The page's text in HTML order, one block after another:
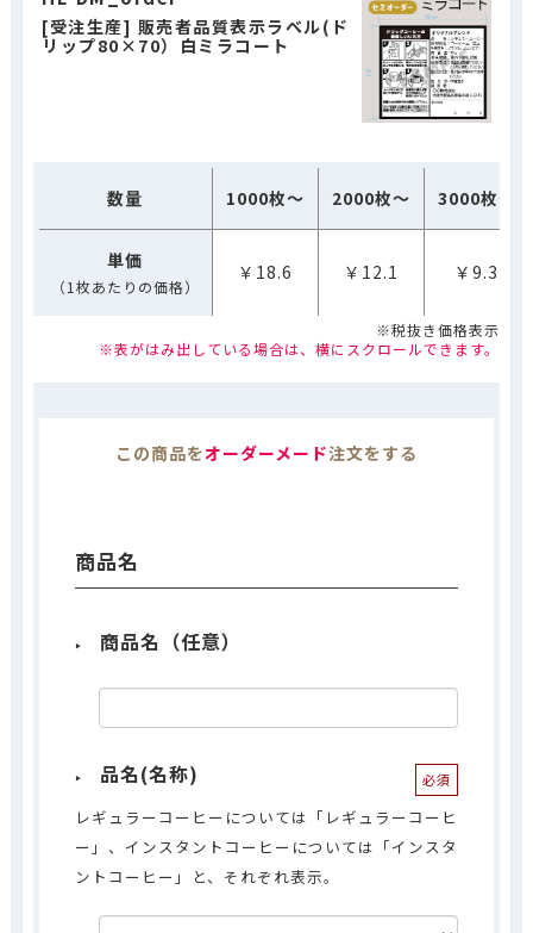
[受注生産] 販売者品質表示ラベル(ド
リップ80×70）白ミラコート
数量 1000枚～ 2000枚～ 3000枚～
単価
（1枚あたりの価格）
￥18.6 ￥12.1 ￥9.3
※税抜き価格表示
※表がはみ出している場合は、横にスクロールできます。
この商品をオーダーメード注文をする
商品名
商品名（任意）
品名(名称) 必須
レギュラーコーヒーについては「レギュラーコーヒ
ー」、インスタントコーヒーについては「インスタ
ントコーヒー」と、それぞれ表示。